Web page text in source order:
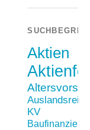
Aktien
Auslandsreise
KV